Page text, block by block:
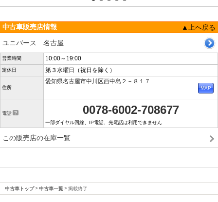
中古車販売店情報
▲上へ戻る
ユニバース 名古屋
営業時間 10:00～19:00
定休日 第３水曜日（祝日を除く）
住所
愛知県名古屋市中川区西中島２－８１７
電話 0078-6002-708677
一部ダイヤル回線、IP電話、光電話は利用できません
この販売店の在庫一覧
中古車トップ 中古車一覧 掲載終了